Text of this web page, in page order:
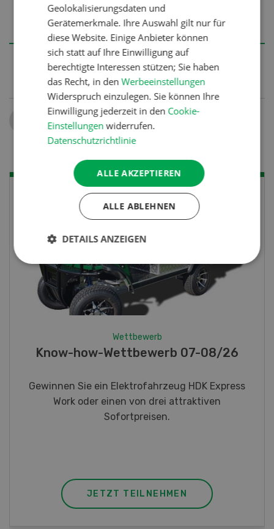
durchgeführt sowie Unternehmensberatungen
zur Marketingstrategie und Markenstrategie.
Fotorätsel 07-08/26
Gewinnen Sie eines von fünf LANDI
Taschenmessern
JETZT TEILNEHMEN
Geolokalisierungsdaten und
Gerätemerkmale. Ihre Auswahl gilt nur für
diese Website. Einige Anbieter können
sich statt auf Ihre Einwilligung auf
berechtigte Interessen stützen; Sie haben
das Recht, in denWerbeeinstellungen
Widerspruch einzulegen. Sie können Ihre
Einwilligung jederzeit in den Cookie-
Einstellungen widerrufen.
Datenschutzrichtlinie
ALLE AKZEPTIEREN
ALLE ABLEHNEN
DETAILS ANZEIGEN